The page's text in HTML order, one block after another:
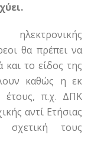
θα πρέπει να
το είδος της
καθώς η εκ
έτους, π.χ. ΔΠΚ
αντί Ετήσιας
τους